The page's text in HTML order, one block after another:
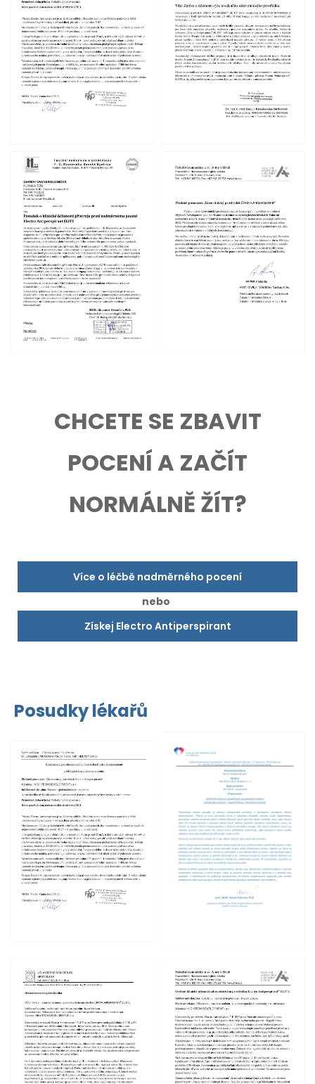
CHCETE SE ZBAVIT
POCENÍ A ZAČÍT
NORMÁLNĚ ŽÍT?
Více o léčbě nadměrného pocení
nebo
Získej Electro Antiperspirant
Posudky lékařů